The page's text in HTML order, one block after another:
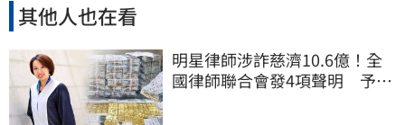
其他人也在看
明星律師涉詐慈濟10.6億！全
國律師聯合會發4項聲明 予以